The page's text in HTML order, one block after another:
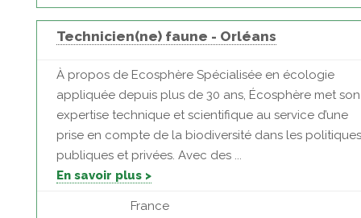
Technicien(ne) faune - Orléans
À propos de Ecosphère Spécialisée en écologie
appliquée depuis plus de 30 ans, Écosphère met son
expertise technique et scientifique au service d’une
prise en compte de la biodiversité dans les politiques
publiques et privées. Avec des ...
En savoir plus >
France